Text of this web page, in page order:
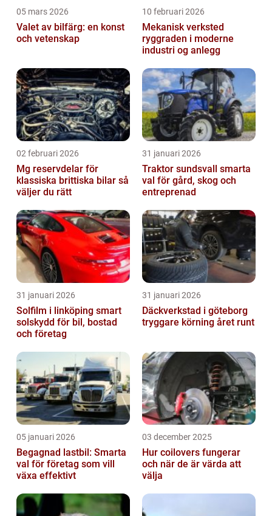
05 mars 2026
Valet av bilfärg: en konst
och vetenskap
10 februari 2026
Mekanisk verksted
ryggraden i moderne
industri og anlegg
02 februari 2026
Mg reservdelar för
klassiska brittiska bilar så
väljer du rätt
31 januari 2026
Traktor sundsvall smarta
val för gård, skog och
entreprenad
31 januari 2026
Solfilm i linköping smart
solskydd för bil, bostad
och företag
31 januari 2026
Däckverkstad i göteborg
tryggare körning året runt
05 januari 2026
Begagnad lastbil: Smarta
val för företag som vill
växa effektivt
03 december 2025
Hur coilovers fungerar
och när de är värda att
välja